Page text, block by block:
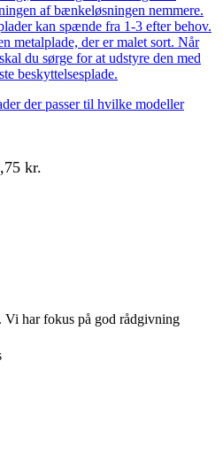
af bænkeløsningen nemmere.
kan spænde fra 1-3 efter behov.
metalplade, der er malet sort. Når
du sørge for at udstyre den med
beskyttelsesplade.
der passer til hvilke modeller
kr.
Vi har fokus på god rådgivning